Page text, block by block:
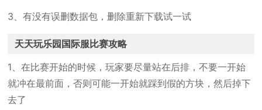
3、有没有误删数据包，删除重新下载试一试
天天玩乐园国际服比赛攻略
1、在比赛开始的时候，玩家要尽量站在后排，不要一开始
就冲在最前面，否则可能一开始就踩到假的方块，然后掉下
去了